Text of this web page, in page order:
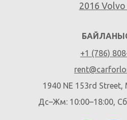
2016 Volvo
+1 (786)
1940 NE 153rd Street,
Дс–Жм: 10:00–18:00,